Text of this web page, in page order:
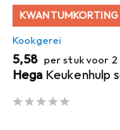
KWANTUMKORTING
Kookgerei
EUR
5,58 per stuk voor 2
Hega Keukenhulp